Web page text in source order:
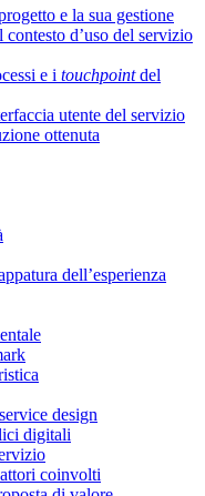
e la sua gestione
d’uso del servizio
e i touchpointdel
utente del servizio
ottenuta
dell’esperienza
design
digitali
coinvolti